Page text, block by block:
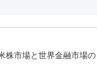
株市場と世界金融市場の